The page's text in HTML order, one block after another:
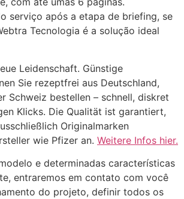
serviço após a etapa de briefing, se
Tecnologia é a solução ideal
Leidenschaft. Günstige
Sie rezeptfrei aus Deutschland,
Schweiz bestellen – schnell, diskret
Klicks. Die Qualität ist garantiert,
Originalmarken
wie Pfizer an. Weitere Infos hier.
e determinadas características
entraremos em contato com você
do projeto, definir todos os